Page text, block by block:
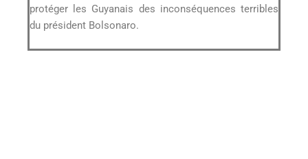
protéger les Guyanais des inconséquences terribles
du président Bolsonaro.